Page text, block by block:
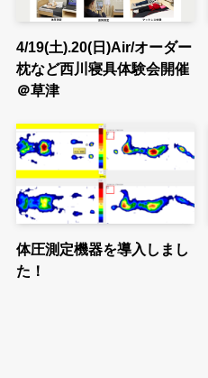
4/19(土).20(日)Air/オーダー
枕など西川寝具体験会開催
＠草津
体圧測定機器を導入しまし
た！